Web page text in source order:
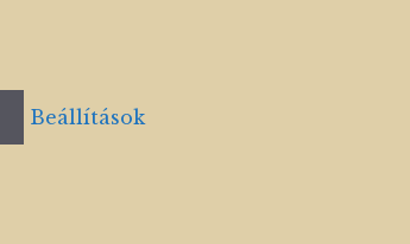
Beállítások